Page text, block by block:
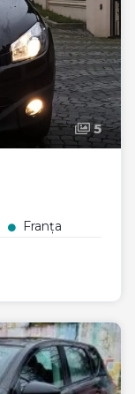
5
Franța